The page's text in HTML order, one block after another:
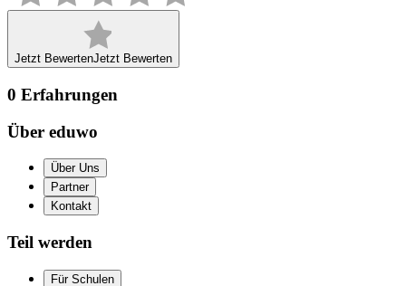
Jetzt BewertenJetzt Bewerten
0 Erfahrungen
Über eduwo
Über Uns
Partner
Kontakt
Teil werden
Für Schulen